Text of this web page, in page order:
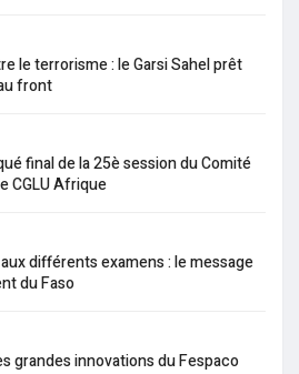
le terrorisme : le Garsi Sahel prêt
front
final de la 25è session du Comité
CGLU Afrique
différents examens : le message
du Faso
grandes innovations du Fespaco